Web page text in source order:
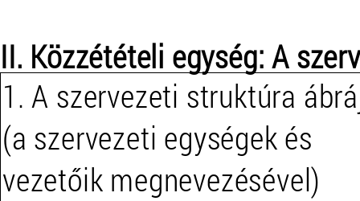
II. Közzétételi egység: A
1. A szervezeti struktúra
(a szervezeti egységek és
vezetőik megnevezésével)